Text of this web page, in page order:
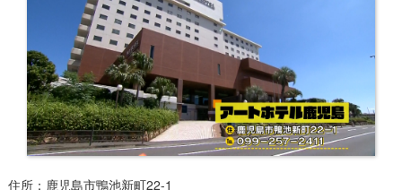
住所：鹿児島市鴨池新町22-1